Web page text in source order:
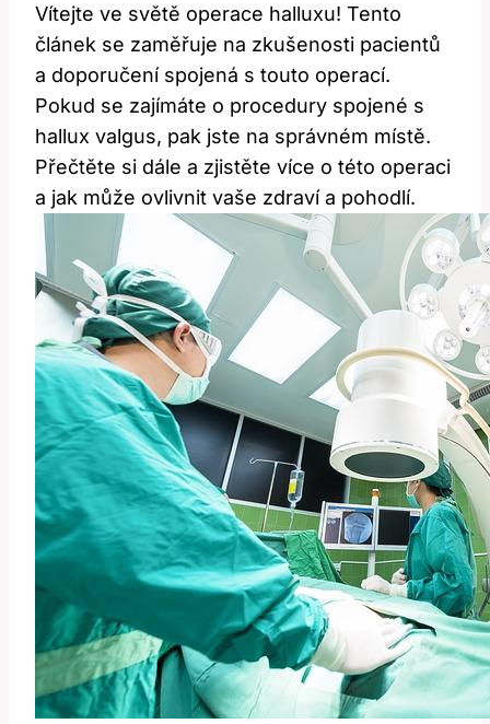
Vítejte ve světě operace halluxu! Tento
článek se zaměřuje na zkušenosti pacientů
a doporučení spojená s touto operací.
Pokud se zajímáte o procedury spojené s
hallux valgus, pak jste na správném místě.
Přečtěte si dále a zjistěte více o této operaci
a jak může ovlivnit vaše zdraví a pohodlí.